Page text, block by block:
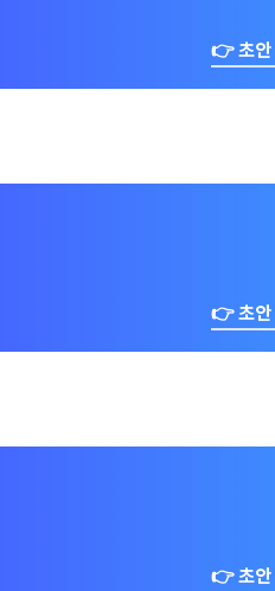
👉 초안
👉 초안
👉 초안